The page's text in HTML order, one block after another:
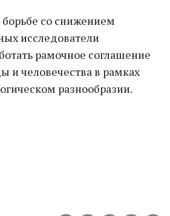
со снижением
исследователи
рамочное соглашение
и человечества в рамках
разнообразии.